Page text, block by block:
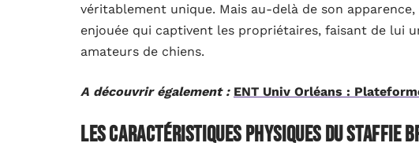
véritablement unique. Mais au-delà de son
enjouée qui captivent les propriétaires, faisant de lui
amateurs de chiens.
A découvrir également : ENT Univ Orléans :
Les caractéristiques physiques du staffie